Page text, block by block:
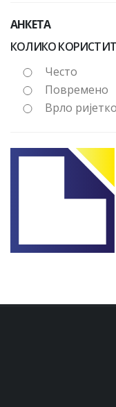
АНКЕТА
КОЛИКО
Често
Повремено
Врло ријетко